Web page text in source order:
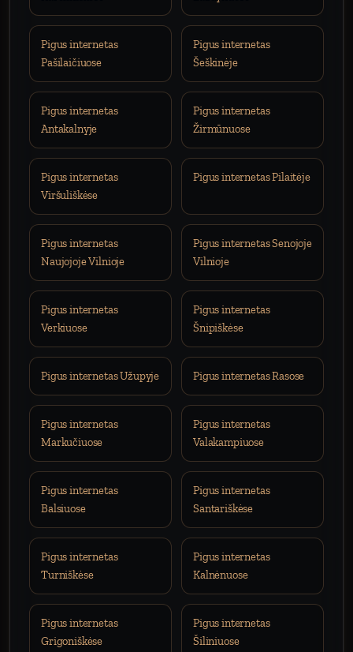
Pigus internetas
Pašilaičiuose
Pigus internetas
Šeškinėje
Pigus internetas
Antakalnyje
Pigus internetas
Žirmūnuose
Pigus internetas
Viršuliškėse
Pigus internetas Pilaitėje
Pigus internetas
Naujojoje Vilnioje
Pigus internetas Senojoje
Vilnioje
Pigus internetas
Verkiuose
Pigus internetas
Šnipiškėse
Pigus internetas Užupyje Pigus internetas Rasose
Pigus internetas
Markučiuose
Pigus internetas
Valakampiuose
Pigus internetas
Balsiuose
Pigus internetas
Santariškėse
Pigus internetas
Turniškėse
Pigus internetas
Kalnėnuose
Pigus internetas
Grigoniškėse
Pigus internetas
Šiliniuose